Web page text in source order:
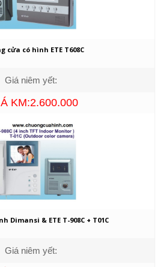
cửa có hình ETE T608C
Giá niêm yết:
KM:2.600.000
Dimansi & ETE T-908C + T01C
Giá niêm yết: